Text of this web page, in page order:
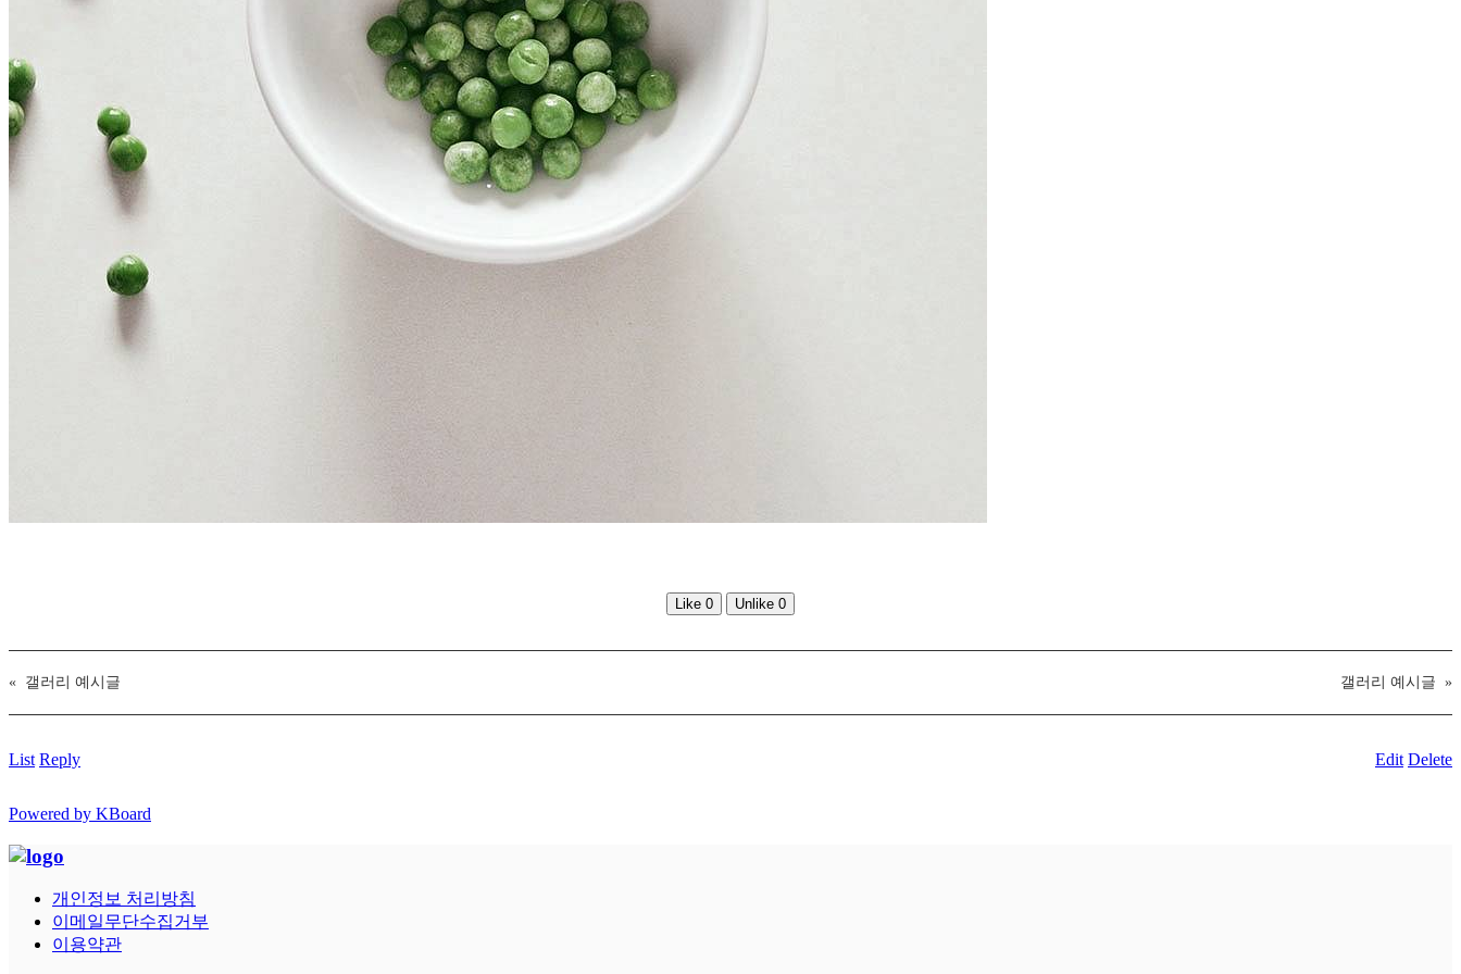
Like 0 Unlike 0
« 갤러리 예시글 갤러리 예시글 »
List Reply Edit Delete
Powered by KBoard
개인정보 처리방침
이메일무단수집거부
이용약관